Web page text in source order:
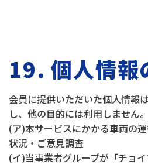
19. 個人情報
会員に提供いただいた個人情報
し、他の目的には利用しません。
(ア)本サービスにかかる車両の
状況・ご意見調査
(イ)当事業者グループが「チョ